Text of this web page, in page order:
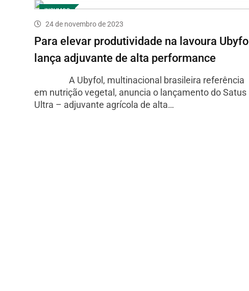
INSUMOS
24 de novembro de 2023
Para elevar produtividade na lavoura Ubyfol
lança adjuvante de alta performance
A Ubyfol, multinacional brasileira referência
em nutrição vegetal, anuncia o lançamento do Satus
Ultra – adjuvante agrícola de alta…